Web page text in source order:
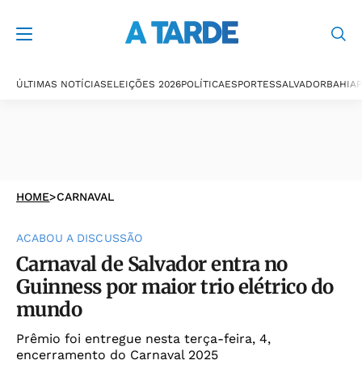
ÚLTIMAS NOTÍCIASELEIÇÕES 2026POLÍTICAESPORTESSALVADORBAHIA
HOME>CARNAVAL
ACABOU A DISCUSSÃO
Carnaval de Salvador entra no
Guinness por maior trio elétrico do
mundo
Prêmio foi entregue nesta terça-feira, 4,
encerramento do Carnaval 2025